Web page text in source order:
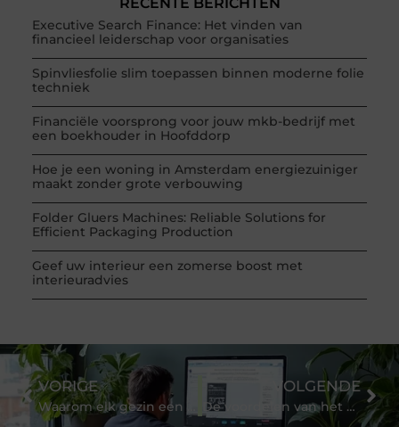
Executive Search Finance: Het vinden van
financieel leiderschap voor organisaties
Spinvliesfolie slim toepassen binnen moderne folie
techniek
Financiële voorsprong voor jouw mkb-bedrijf met
een boekhouder in Hoofddorp
Hoe je een woning in Amsterdam energiezuiniger
maakt zonder grote verbouwing
Folder Gluers Machines: Reliable Solutions for
Efficient Packaging Production
Geef uw interieur een zomerse boost met
interieuradvies
VORIGE VOLGENDE
De voordelen van het winkelen bij een professionele portofoonwinkel